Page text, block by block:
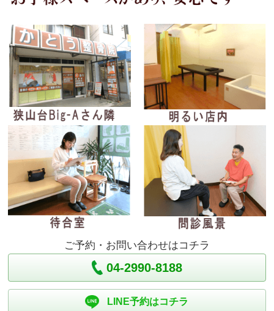
ご予約・お問い合わせはコチラ
04-2990-8188
LINE予約はコチラ